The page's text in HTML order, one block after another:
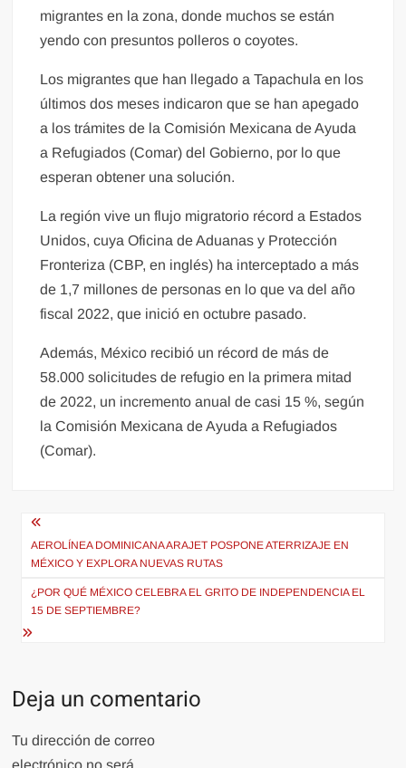
migrantes en la zona, donde muchos se están
yendo con presuntos polleros o coyotes.
Los migrantes que han llegado a Tapachula en los
últimos dos meses indicaron que se han apegado
a los trámites de la Comisión Mexicana de Ayuda
a Refugiados (Comar) del Gobierno, por lo que
esperan obtener una solución.
La región vive un flujo migratorio récord a Estados
Unidos, cuya Oficina de Aduanas y Protección
Fronteriza (CBP, en inglés) ha interceptado a más
de 1,7 millones de personas en lo que va del año
fiscal 2022, que inició en octubre pasado.
Además, México recibió un récord de más de
58.000 solicitudes de refugio en la primera mitad
de 2022, un incremento anual de casi 15 %, según
la Comisión Mexicana de Ayuda a Refugiados
(Comar).
Navegación
de
entradas
AEROLÍNEA DOMINICANA ARAJET POSPONE ATERRIZAJE EN
MÉXICO Y EXPLORA NUEVAS RUTAS
¿POR QUÉ MÉXICO CELEBRA EL GRITO DE INDEPENDENCIA EL
15 DE SEPTIEMBRE?
Deja un comentario
Tu dirección de correo
electrónico no será